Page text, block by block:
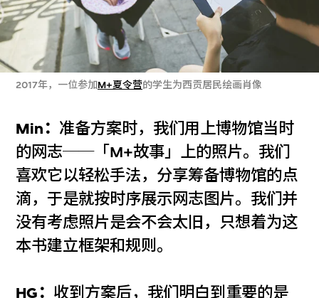
2017年，一位参加M+夏令营的学生为西贡居民绘画肖像
Min： 准备方案时，我们用上博物馆当时
的网志──「M+故事」上的照片。我们
喜欢它以轻松手法，分享筹备博物馆的点
滴，于是就按时序展示网志图片。我们并
没有考虑照片是会不会太旧，只想着为这
本书建立框架和规则。
HG： 收到方案后，我们明白到重要的是